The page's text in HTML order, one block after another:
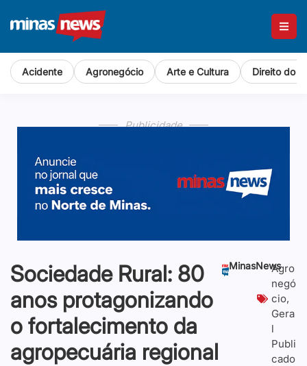
Acidente Agronegócio Arte e Cultura Direito do
Publicidade
MinasNewsAgro
negó
cio,
Gera
l
Publi
cado
Sociedade Rural: 80
anos protagonizando
o fortalecimento da
agropecuária regional